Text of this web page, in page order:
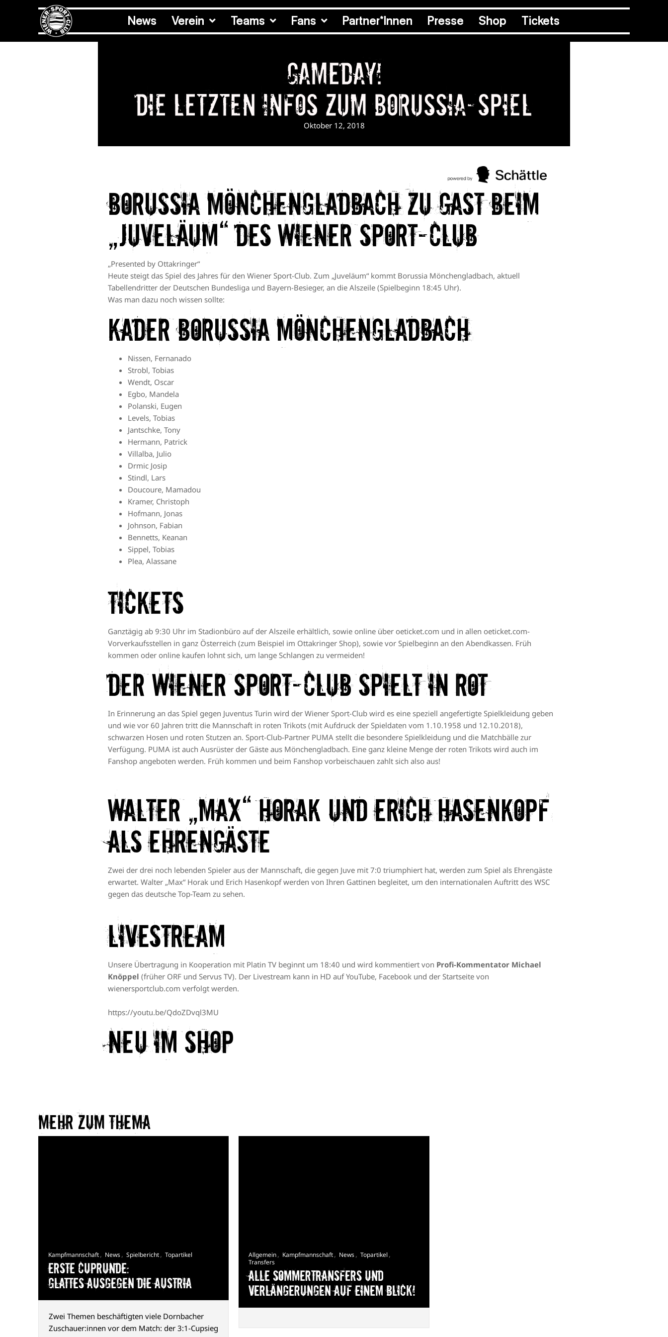
News Verein Teams Fans Partner*Innen Presse Shop Tickets
Gameday!
Die letzten Infos zum Borussia-Spiel
Oktober 12, 2018
Borussia Mönchengladbach zu Gast beim
„Juveläum“ des Wiener Sport-Club
„Presented by Ottakringer“
Heute steigt das Spiel des Jahres für den Wiener Sport-Club. Zum „Juveläum“ kommt Borussia Mönchengladbach, aktuell
Tabellendritter der Deutschen Bundesliga und Bayern-Besieger, an die Alszeile (Spielbeginn 18:45 Uhr).
Was man dazu noch wissen sollte:
Kader Borussia Mönchengladbach
Nissen, Fernanado
Strobl, Tobias
Wendt, Oscar
Egbo, Mandela
Polanski, Eugen
Levels, Tobias
Jantschke, Tony
Hermann, Patrick
Villalba, Julio
Drmic Josip
Stindl, Lars
Doucoure, Mamadou
Kramer, Christoph
Hofmann, Jonas
Johnson, Fabian
Bennetts, Keanan
Sippel, Tobias
Plea, Alassane
Tickets
Ganztägig ab 9:30 Uhr im Stadionbüro auf der Alszeile erhältlich, sowie online über oeticket.com und in allen oeticket.com-
Vorverkaufsstellen in ganz Österreich (zum Beispiel im Ottakringer Shop), sowie vor Spielbeginn an den Abendkassen. Früh
kommen oder online kaufen lohnt sich, um lange Schlangen zu vermeiden!
Der Wiener Sport-Club spielt in Rot
In Erinnerung an das Spiel gegen Juventus Turin wird der Wiener Sport-Club wird es eine speziell angefertigte Spielkleidung geben
und wie vor 60 Jahren tritt die Mannschaft in roten Trikots (mit Aufdruck der Spieldaten vom 1.10.1958 und 12.10.2018),
schwarzen Hosen und roten Stutzen an. Sport-Club-Partner PUMA stellt die besondere Spielkleidung und die Matchbälle zur
Verfügung. PUMA ist auch Ausrüster der Gäste aus Mönchengladbach. Eine ganz kleine Menge der roten Trikots wird auch im
Fanshop angeboten werden. Früh kommen und beim Fanshop vorbeischauen zahlt sich also aus!
Walter „Max“ Horak und Erich Hasenkopf
als Ehrengäste
Zwei der drei noch lebenden Spieler aus der Mannschaft, die gegen Juve mit 7:0 triumphiert hat, werden zum Spiel als Ehrengäste
erwartet. Walter „Max“ Horak und Erich Hasenkopf werden von Ihren Gattinen begleitet, um den internationalen Auftritt des WSC
gegen das deutsche Top-Team zu sehen.
Livestream
Unsere Übertragung in Kooperation mit Platin TV beginnt um 18:40 und wird kommentiert von Profi-Kommentator Michael
Knöppel (früher ORF und Servus TV). Der Livestream kann in HD aufYouTube, Facebook und der Startseite von
wienersportclub.com verfolgt werden.
https://youtu.be/QdoZDvql3MU
Neu im Shop
Mehr zum Thema​
Kampfmannschaft, News, Spielbericht, Topartikel
Erste Cuprunde:
Glattes Ausgegen die Austria
Zwei Themen beschäftigten viele Dornbacher
Zuschauer:innen vor dem Match: der 3:1-Cupsieg
Allgemein, Kampfmannschaft, News, Topartikel ,
Transfers
Alle Sommertransfers und
Verlängerungen auf einem Blick!